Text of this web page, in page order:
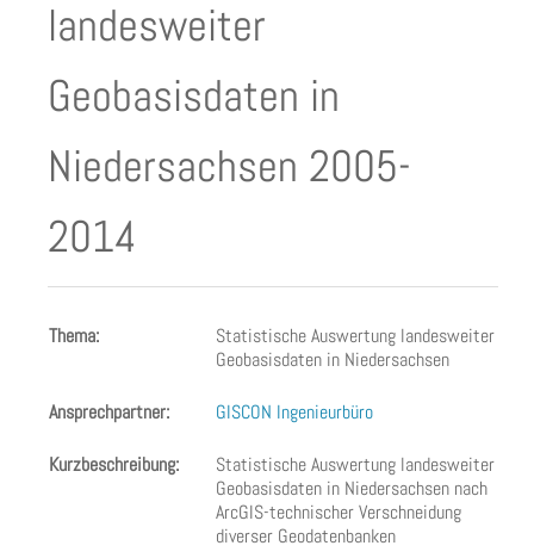
landesweiter
Geobasisdaten in
Niedersachsen 2005-
2014
Thema:
Statistische Auswertung landesweiter
Geobasisdaten in Niedersachsen
Ansprechpartner: GISCON Ingenieurbüro
Kurzbeschreibung:
Statistische Auswertung landesweiter
Geobasisdaten in Niedersachsen nach
ArcGIS-technischer Verschneidung
diverser Geodatenbanken